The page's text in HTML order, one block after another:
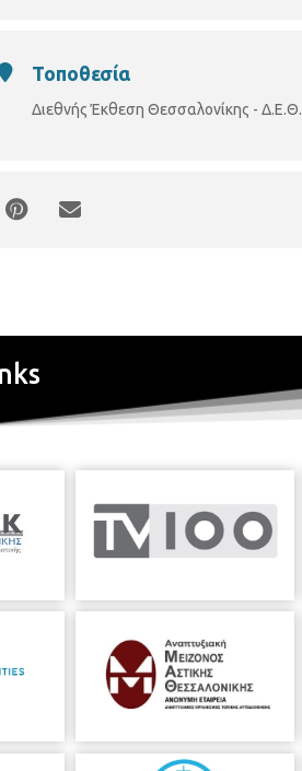
Τοποθεσία
Διεθνής Έκθεση Θεσσαλονίκης - Δ.Ε.Θ.